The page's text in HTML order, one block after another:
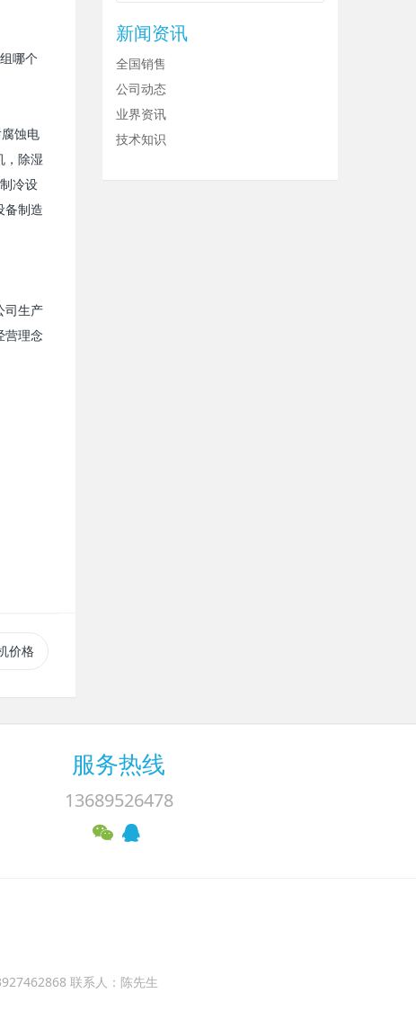
哪个
蚀电
，除湿
冷设
备制造
司生产
营理念
价格
新闻资讯
全国销售
公司动态
业界资讯
技术知识
服务热线
13689526478
联系人：陈先生